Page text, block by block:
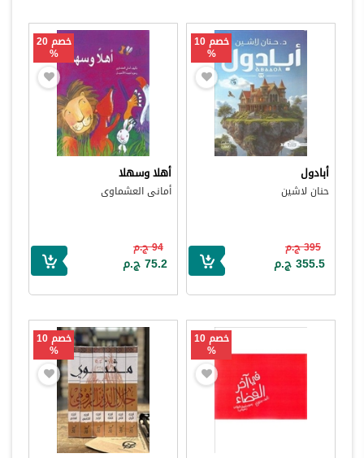
خصم 10
%
أبادول
حنان لاشين
395 ج.م
355.5 ج.م
خصم 20
%
أهلا وسهلا
أمانى العشماوى
94 ج.م
75.2 ج.م
خصم 10
%
خصم 10
%